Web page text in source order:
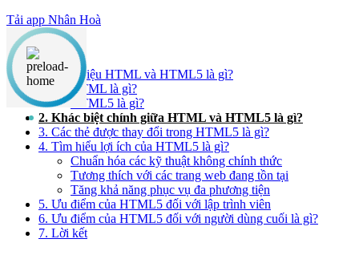
Tải app Nhân Hoà
Nội dung chính
1. Giới thiệu HTML và HTML5 là gì?
HTML là gì?
HTML5 là gì?
2. Khác biệt chính giữa HTML và HTML5 là gì?
3. Các thẻ được thay đổi trong HTML5 là gì?
4. Tìm hiểu lợi ích của HTML5 là gì?
Chuẩn hóa các kỹ thuật không chính thức
Tương thích với các trang web đang tồn tại
Tăng khả năng phục vụ đa phương tiện
5. Ưu điểm của HTML5 đối với lập trình viên
6. Ưu điểm của HTML5 đối với người dùng cuối là gì?
7. Lời kết